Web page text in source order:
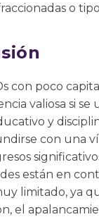
o tipo
con poco
valiosa si se
y
con una
están en
limitado, ya
el